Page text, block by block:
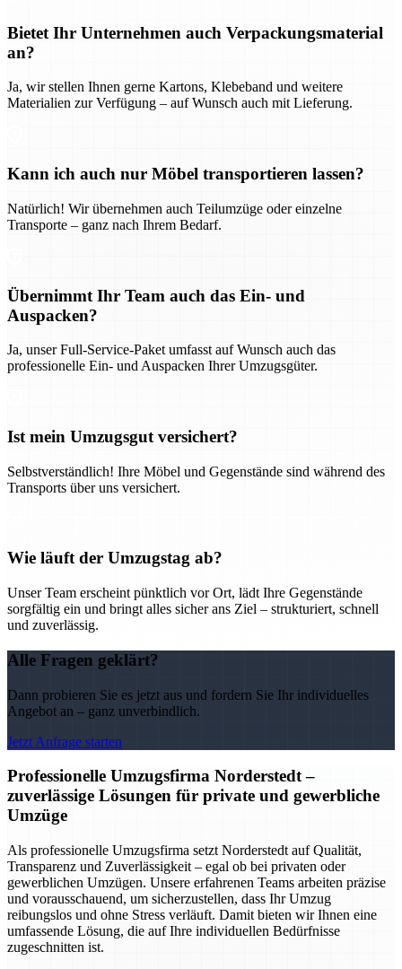
Bietet Ihr Unternehmen auch Verpackungsmaterial
an?
Ja, wir stellen Ihnen gerne Kartons, Klebeband und weitere
Materialien zur Verfügung – auf Wunsch auch mit Lieferung.
Kann ich auch nur Möbel transportieren lassen?
Natürlich! Wir übernehmen auch Teilumzüge oder einzelne
Transporte – ganz nach Ihrem Bedarf.
Übernimmt Ihr Team auch das Ein- und
Auspacken?
Ja, unser Full-Service-Paket umfasst auf Wunsch auch das
professionelle Ein- und Auspacken Ihrer Umzugsgüter.
Ist mein Umzugsgut versichert?
Selbstverständlich! Ihre Möbel und Gegenstände sind während des
Transports über uns versichert.
Wie läuft der Umzugstag ab?
Unser Team erscheint pünktlich vor Ort, lädt Ihre Gegenstände
sorgfältig ein und bringt alles sicher ans Ziel – strukturiert, schnell
und zuverlässig.
Alle Fragen geklärt?
Dann probieren Sie es jetzt aus und fordern Sie Ihr individuelles
Angebot an – ganz unverbindlich.
Jetzt Anfrage starten
Professionelle Umzugsfirma Norderstedt –
zuverlässige Lösungen für private und gewerbliche
Umzüge
Als professionelle Umzugsfirma setzt Norderstedt auf Qualität,
Transparenz und Zuverlässigkeit – egal ob bei privaten oder
gewerblichen Umzügen. Unsere erfahrenen Teams arbeiten präzise
und vorausschauend, um sicherzustellen, dass Ihr Umzug
reibungslos und ohne Stress verläuft. Damit bieten wir Ihnen eine
umfassende Lösung, die auf Ihre individuellen Bedürfnisse
zugeschnitten ist.